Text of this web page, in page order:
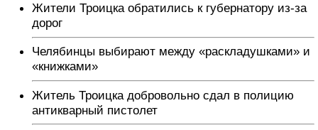
Жители Троицка обратились к губернатору из-за
дорог
Челябинцы выбирают между «раскладушками» и
«книжками»
Житель Троицка добровольно сдал в полицию
антикварный пистолет